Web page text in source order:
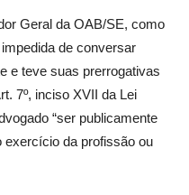
Geral da OAB/SE, como
de conversar
e teve suas prerrogativas
7º, inciso XVII da Lei
“ser publicamente
exercício da profissão ou